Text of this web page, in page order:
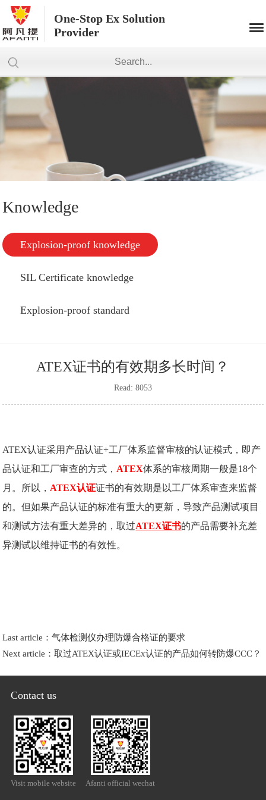
One-Stop Ex Solution
Provider
Knowledge
Explosion-proof knowledge
SIL Certificate knowledge
Explosion-proof standard
ATEX证书的有效期多长时间？
Read: 8053
ATEX认证采用产品认证+工厂体系监督审核的认证模式，即产
品认证和工厂审查的方式， ATEX体系的审核周期一般是18个
月。所以， ATEX认证证书的有效期是以工厂体系审查来监督
的。但如果产品认证的标准有重大的更新，导致产品测试项目
和测试方法有重大差异的，取过ATEX证书的产品需要补充差
异测试以维持证书的有效性。
Last article：气体检测仪办理防爆合格证的要求
Next article：取过ATEX认证或IECEx认证的产品如何转防爆CCC？
Contact us
Visit mobile website Afanti official wechat